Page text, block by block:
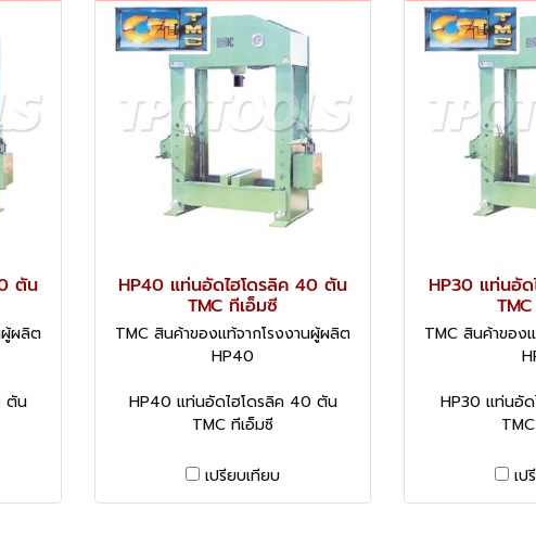
ตัน
ผู้ผลิต
ตัน
HP40 แท่นอัดไฮโดรลิค 40 ตัน
TMC ทีเอ็มซี
TMC สินค้าของแท้จากโรงงานผู้ผลิต
HP40
HP40 แท่นอัดไฮโดรลิค 40 ตัน
TMC ทีเอ็มซี
เปรียบเทียบ
HP30 แท่นอั
TMC สินค้าของ
HP30 แท่นอั
เป